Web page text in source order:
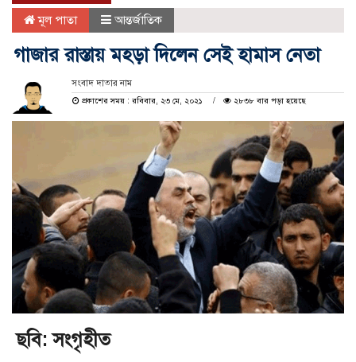
মূল পাতা আন্তর্জাতিক
গাজার রাস্তায় মহড়া দিলেন সেই হামাস নেতা
সংবাদ দাতার নাম
প্রকাশের সময় : রবিবার, ২৩ মে, ২০২১
২৮৩৮ বার পড়া হয়েছে
ছবি: সংগৃহীত